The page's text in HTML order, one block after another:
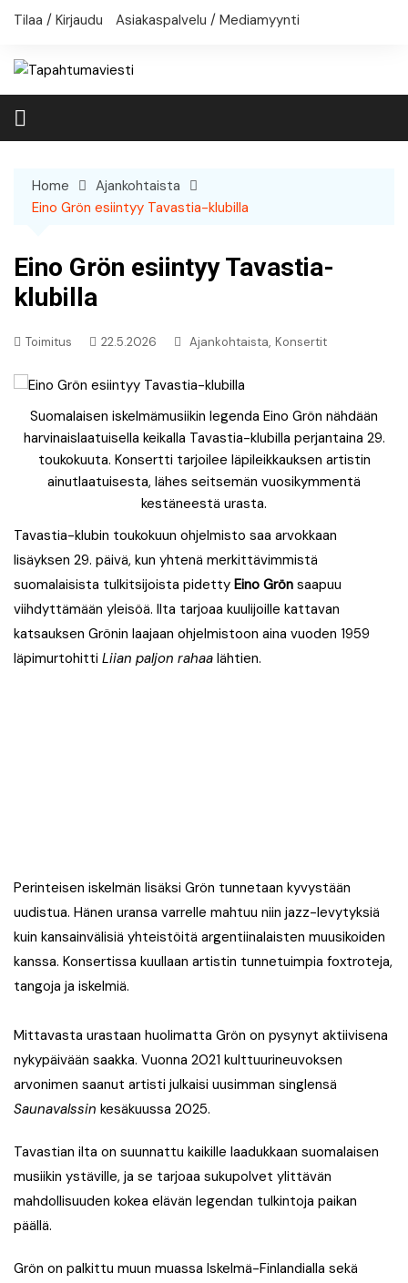
Skip
Tilaa / Kirjaudu Asiakaspalvelu / Mediamyynti
Home
Ajankohtaista
Eino Grön esiintyy Tavastia-klubilla
Eino Grön esiintyy Tavastia-
klubilla
Toimitus 22.5.2026 Ajankohtaista, Konsertit
Suomalaisen iskelmämusiikin legenda Eino Grön nähdään
harvinaislaatuisella keikalla Tavastia-klubilla perjantaina 29.
toukokuuta. Konsertti tarjoilee läpileikkauksen artistin
ainutlaatuisesta, lähes seitsemän vuosikymmentä
kestäneestä urasta.
Tavastia-klubin toukokuun ohjelmisto saa arvokkaan
lisäyksen 29. päivä, kun yhtenä merkittävimmistä
suomalaisista tulkitsijoista pidetty Eino Grön saapuu
viihdyttämään yleisöä. Ilta tarjoaa kuulijoille kattavan
katsauksen Grönin laajaan ohjelmistoon aina vuoden 1959
läpimurtohitti Liian paljon rahaa lähtien.
Perinteisen iskelmän lisäksi Grön tunnetaan kyvystään
uudistua. Hänen uransa varrelle mahtuu niin jazz-levytyksiä
kuin kansainvälisiä yhteistöitä argentiinalaisten muusikoiden
kanssa. Konsertissa kuullaan artistin tunnetuimpia foxtroteja,
tangoja ja iskelmiä.
Mittavasta urastaan huolimatta Grön on pysynyt aktiivisena
nykypäivään saakka. Vuonna 2021 kulttuurineuvoksen
arvonimen saanut artisti julkaisi uusimman singlensä
Saunavalssin kesäkuussa 2025.
Tavastian ilta on suunnattu kaikille laadukkaan suomalaisen
musiikin ystäville, ja se tarjoaa sukupolvet ylittävän
mahdollisuuden kokea elävän legendan tulkintoja paikan
päällä.
Grön on palkittu muun muassa Iskelmä-Finlandialla sekä